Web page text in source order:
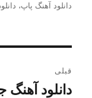
شده
دانلود آهنگ پاپ،
نوشته
قبلی
نوشته
دانلود آهنگ